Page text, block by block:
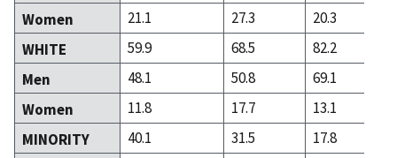
Women
21.1 27.3
20.3
WHITE
59.9 68.5
82.2
Men
48.1 50.8
69.1
Women
11.8 17.7
13.1
MINORITY
40.1 31.5
17.8